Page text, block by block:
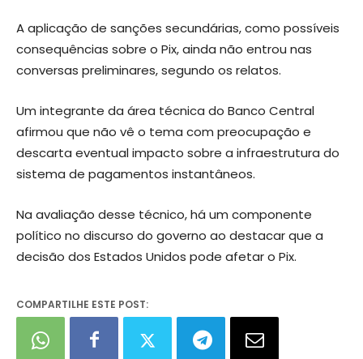
A aplicação de sanções secundárias, como possíveis
consequências sobre o Pix, ainda não entrou nas
conversas preliminares, segundo os relatos.
Um integrante da área técnica do Banco Central
afirmou que não vê o tema com preocupação e
descarta eventual impacto sobre a infraestrutura do
sistema de pagamentos instantâneos.
Na avaliação desse técnico, há um componente
político no discurso do governo ao destacar que a
decisão dos Estados Unidos pode afetar o Pix.
COMPARTILHE ESTE POST: